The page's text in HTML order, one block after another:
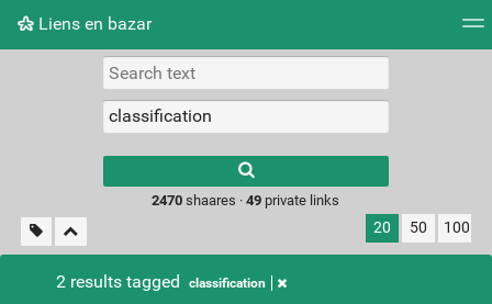
Liens en bazar
Picture wall
2470 shaares ·49 private links
20 50 100
2 results tagged classification